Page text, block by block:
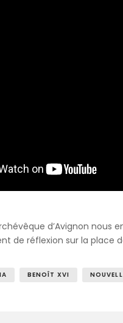
d’Avignon nous
de réflexion sur la place
BENOÎT XVI